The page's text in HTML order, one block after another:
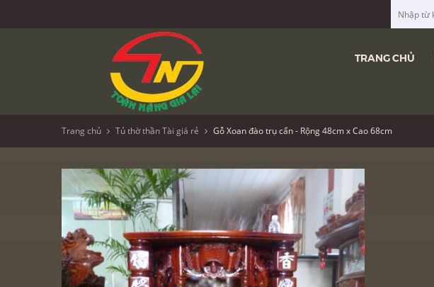
TRANG CHỦ
Trang chủ Tủ thờ thần Tài giá rẻ Gỗ Xoan đào trụ cẩn - Rộng 48cm x Cao 68cm